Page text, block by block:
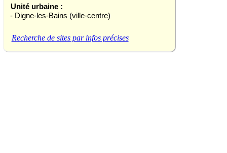
Unité urbaine :
- Digne-les-Bains (ville-centre)
Recherche de sites par infos précises